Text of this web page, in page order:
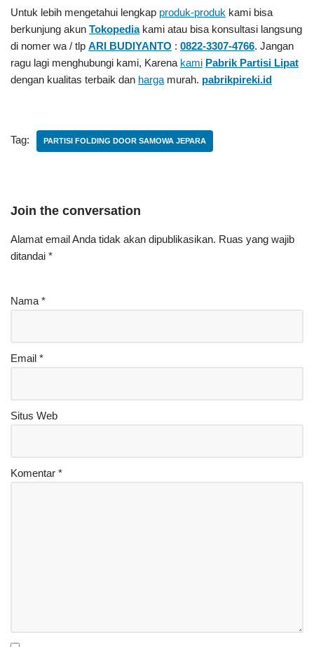
Untuk lebih mengetahui lengkap produk-produk kami bisa
berkunjung akun Tokopediakami atau bisa konsultasi langsung
di nomer wa / tlp ARI BUDIYANTO : 0822-3307-4766. Jangan
ragu lagi menghubungi kami, Karena kami Pabrik Partisi Lipat
dengan kualitas terbaik dan harga murah. pabrikpireki.id
Tag: PARTISI FOLDING DOOR SAMOWA JEPARA
Join the conversation
Alamat email Anda tidak akan dipublikasikan. Ruas yang wajib
ditandai *
Nama *
Email *
Situs Web
Komentar *